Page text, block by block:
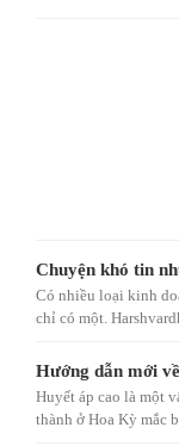
Chuyện khó tin
Có nhiều loại kinh
chỉ có một.
Hướng dẫn mới
Huyết áp cao là một
thành ở Hoa Kỳ mắc